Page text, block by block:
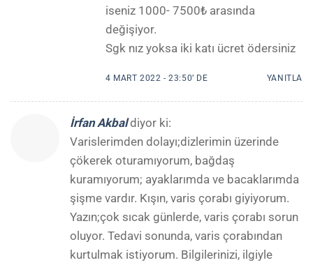
iseniz 1000- 7500₺ arasında
değişiyor.
Sgk nız yoksa iki katı ücret ödersiniz
4 MART 2022 - 23:50’ DE YANITLA
İrfan Akbal diyor ki:
Varislerimden dolayı;dizlerimin üzerinde
çökerek oturamıyorum, bağdaş
kuramıyorum; ayaklarımda ve bacaklarımda
şişme vardır. Kışın, varis çorabı giyiyorum.
Yazın;çok sıcak günlerde, varis çorabı sorun
oluyor. Tedavi sonunda, varis çorabından
kurtulmak istiyorum. Bilgilerinizi, ilgiyle